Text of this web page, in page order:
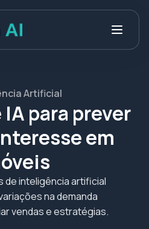
Artificial
para prever
em
de inteligência artificial
na demanda
vendas e estratégias.